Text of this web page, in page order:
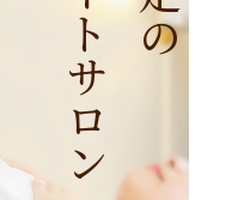
の